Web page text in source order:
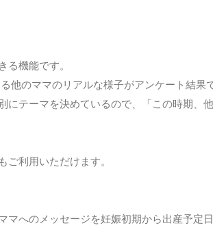
機能です。
他のママのリアルな様子がアンケート結果
にテーマを決めているので、「この時期、
利用いただけます。
マへのメッセージを妊娠初期から出産予定